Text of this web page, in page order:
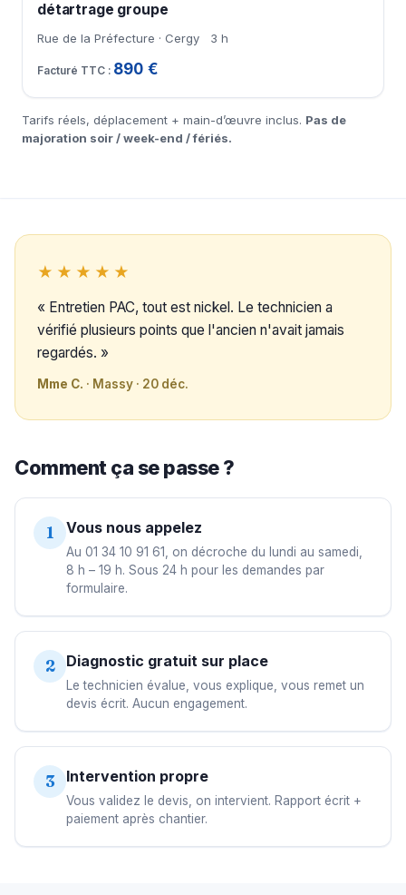
détartrage groupe
Rue de la Préfecture · Cergy 3 h
890 €
Tarifs réels, déplacement + main-d’œuvre inclus. Pas de
majoration soir / week-end / fériés.
★★★★★
« Entretien PAC, tout est nickel. Le technicien a
vérifié plusieurs points que l'ancien n'avait jamais
regardés. »
Mme C. · Massy · 20 déc.
Comment ça se passe ?
1 Vous nous appelez
Au 01 34 10 91 61, on décroche du lundi au samedi,
8 h – 19 h. Sous 24 h pour les demandes par
formulaire.
2 Diagnostic gratuit sur place
Le technicien évalue, vous explique, vous remet un
devis écrit. Aucun engagement.
3 Intervention propre
Vous validez le devis, on intervient. Rapport écrit +
paiement après chantier.